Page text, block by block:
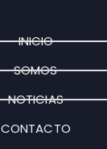
INICIO
SOMOS
NOTICIAS
CONTACTO